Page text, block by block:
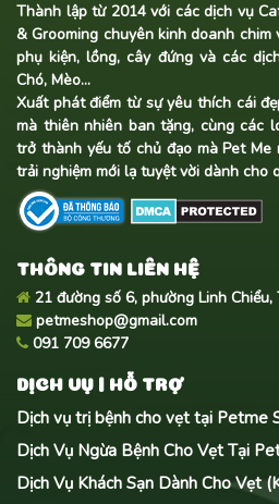
Thành lập từ 2014 với các dịch vụ
& Grooming chuyên kinh doanh chim
phụ kiện, lồng, cây đứng và các
Chó, Mèo...
Xuất phát điểm từ sự yêu thích cái
mà thiên nhiên ban tặng, cùng các
trở thành yếu tố chủ đạo mà Pet Me
trải nghiệm mới lạ tuyệt vời dành cho
THÔNG TIN LIÊN HỆ
21 đường số 6, phường Linh Chiểu,
petmeshop@gmail.com
091 709 6677
DỊCH VỤ | HỖ TRỢ
Dịch vụ trị bệnh cho vẹt tại Petme
Dịch Vụ Ngừa Bệnh Cho Vẹt Tại
Dịch Vụ Khách Sạn Dành Cho Vẹt